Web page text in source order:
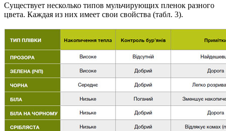
Существует несколько типов мульчирующих пленок разного
цвета. Каждая из них имеет свои свойства (табл. 3).